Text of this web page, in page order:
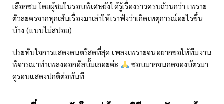
เลือกชม โดยผู้ชมในรอบพิเศษยังได้รู้เรื่องราวครบถ้วนกว่า เพราะ
ตัวละครจากทุกเส้นเรื่องมาเล่าให้เราฟังว่าเกิดเหตุการณ์อะไรขึ้น
บ้าง (แบบไม่สปอย)
ประทับใจการแสดงดนตรีสดที่สุด เพลงเพราะจนอยากขอให้ทีมงาน
พิจารณาทำเพลงออกอัลบั้มเถอะค่ะ
ชอบมากจนกดจองบัตรมา
ดูรอบแสดงปกติต่อทันที